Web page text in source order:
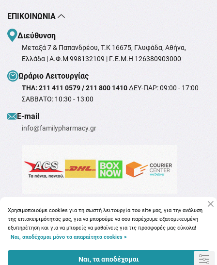
ΕΠΙΚΟΙΝΩΝΊΑ
Διεύθυνση
Μεταξά 7 & Παπανδρέου, T.K 16675, Γλυφάδα, Αθήνα,
Ελλάδα | Α.Φ.Μ 998132109 | Γ.Ε.Μ.Η 126380903000
Ωράριο Λειτουργίας
ΤΗΛ: 211 411 0579 / 211 800 1410ΔΕΥ-ΠΑΡ: 09:00 - 17:00
ΣΑΒΒΑΤΟ: 10:30 - 13:00
Ε-mail
info@familypharmacy.gr
Χρησιμοποιούμε cookies για τη σωστή λειτουργία του site μας, για την ανάλυση
της επισκεψιμότητάς μας, για να μπορούμε να σου παρέχουμε εξατομικευμένη
εξυπηρέτηση και για να μπορείς να μαθαίνεις για τις προσφορές μας εύκολα!
Ναι, αποδέχομαι μόνο τα απαραίτητα cookies >
Ναι, τα αποδέχομαι